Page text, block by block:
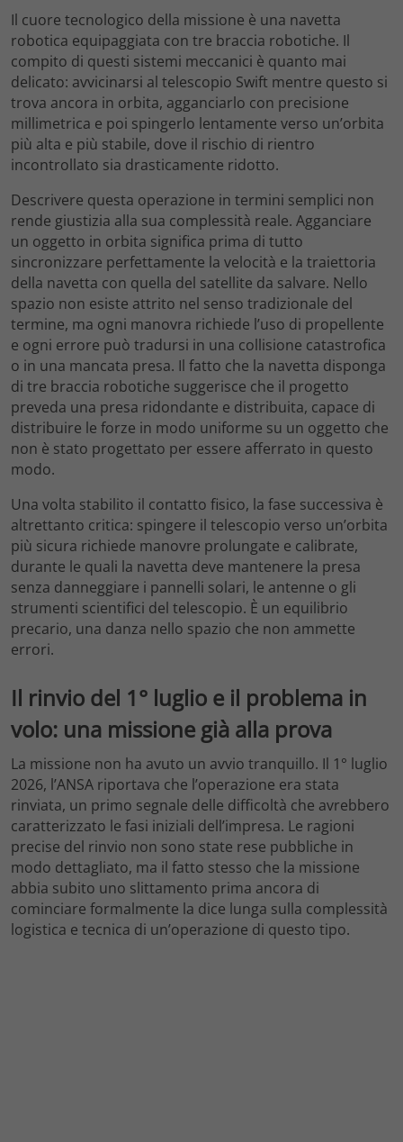
Il cuore tecnologico della missione è una navetta
robotica equipaggiata con tre braccia robotiche. Il
compito di questi sistemi meccanici è quanto mai
delicato: avvicinarsi al telescopio Swift mentre questo si
trova ancora in orbita, agganciarlo con precisione
millimetrica e poi spingerlo lentamente verso un’orbita
più alta e più stabile, dove il rischio di rientro
incontrollato sia drasticamente ridotto.
Descrivere questa operazione in termini semplici non
rende giustizia alla sua complessità reale. Agganciare
un oggetto in orbita significa prima di tutto
sincronizzare perfettamente la velocità e la traiettoria
della navetta con quella del satellite da salvare. Nello
spazio non esiste attrito nel senso tradizionale del
termine, ma ogni manovra richiede l’uso di propellente
e ogni errore può tradursi in una collisione catastrofica
o in una mancata presa. Il fatto che la navetta disponga
di tre braccia robotiche suggerisce che il progetto
preveda una presa ridondante e distribuita, capace di
distribuire le forze in modo uniforme su un oggetto che
non è stato progettato per essere afferrato in questo
modo.
Una volta stabilito il contatto fisico, la fase successiva è
altrettanto critica: spingere il telescopio verso un’orbita
più sicura richiede manovre prolungate e calibrate,
durante le quali la navetta deve mantenere la presa
senza danneggiare i pannelli solari, le antenne o gli
strumenti scientifici del telescopio. È un equilibrio
precario, una danza nello spazio che non ammette
errori.
Il rinvio del 1° luglio e il problema in
volo: una missione già alla prova
La missione non ha avuto un avvio tranquillo. Il 1° luglio
2026, l’ANSA riportava che l’operazione era stata
rinviata, un primo segnale delle difficoltà che avrebbero
caratterizzato le fasi iniziali dell’impresa. Le ragioni
precise del rinvio non sono state rese pubbliche in
modo dettagliato, ma il fatto stesso che la missione
abbia subito uno slittamento prima ancora di
cominciare formalmente la dice lunga sulla complessità
logistica e tecnica di un’operazione di questo tipo.